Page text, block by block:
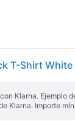
T-Shirt White
Klarna. Ejemplo
Klarna. Importe